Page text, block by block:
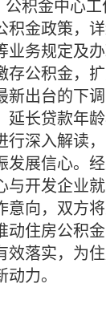
积金中心工
积金政策，
务规定及办
存公积金，
新出台的下
延长贷款年
行深入解读
发展信心。
与开发企业
意向，双方
动住房公积
效落实，为
力。